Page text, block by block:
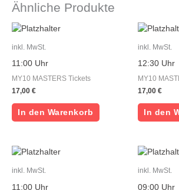
Ähnliche Produkte
inkl. MwSt.
11:00 Uhr
MY10 MASTERS Tickets
17,00 €
In den Warenkorb
inkl. MwSt.
12:30 Uhr
MY10
17,00 €
In den
inkl. MwSt.
11:00 Uhr
inkl. MwSt.
09:00 Uhr